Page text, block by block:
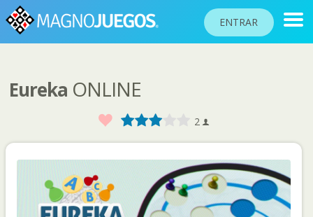
ENTRAR
RANKINGS
COMUNIDAD
AYUDA
PASAPORTE
Eureka ONLINE
Favorito 5
2
1 2